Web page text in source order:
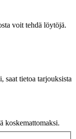
voit tehdä löytöjä.
saat tietoa tarjouksista
koskemattomaksi.